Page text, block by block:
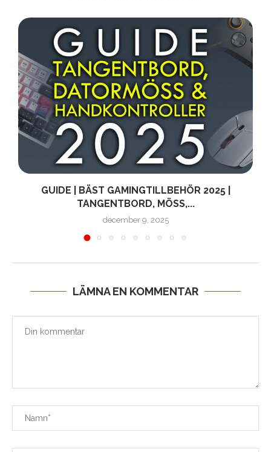
GUIDE | BÄST GAMINGTILLBEHÖR 2025 |
TANGENTBORD, MÖSS,...
december 9, 2025
LÄMNA EN KOMMENTAR